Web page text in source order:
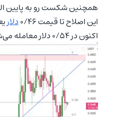
همچنین شکست رو به پایین
این اصلاح تا قیمت ۰/۴۶
دلار
اکنون در ۰/۵۴ دلار معامله می‌شود.